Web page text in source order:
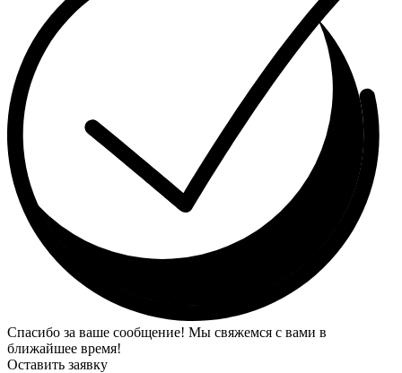
Спасибо за ваше сообщение! Мы свяжемся с вами в
ближайшее время!
Оставить заявку